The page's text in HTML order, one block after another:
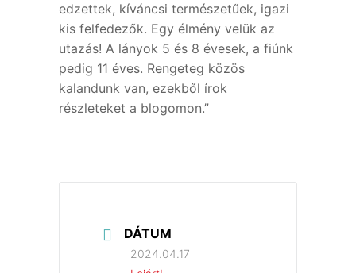
edzettek, kíváncsi természetűek, igazi
kis felfedezők. Egy élmény velük az
utazás! A lányok 5 és 8 évesek, a fiúnk
pedig 11 éves. Rengeteg közös
kalandunk van, ezekből írok
részleteket a blogomon.”
DÁTUM
2024.04.17